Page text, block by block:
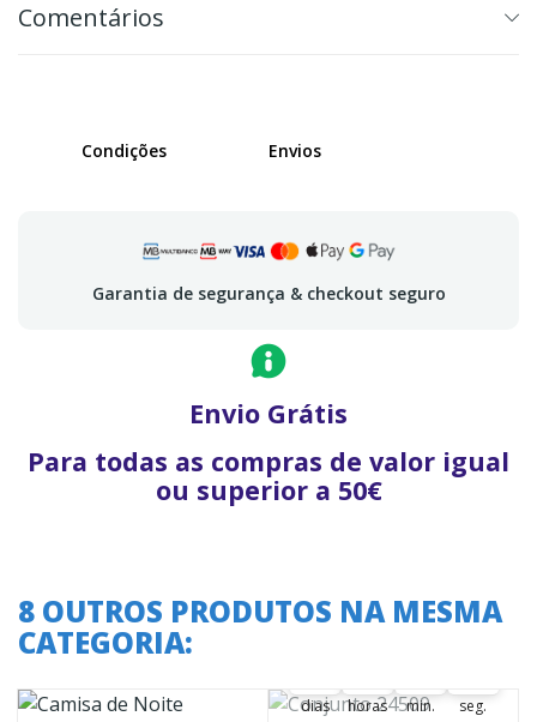
Comentários
Condições Envios
Garantia de segurança & checkout seguro
Envio Grátis
Para todas as compras de valor igual
ou superior a 50€
8 OUTROS PRODUTOS NA MESMA
CATEGORIA:
A oferta termina em:
dias horas min. seg.